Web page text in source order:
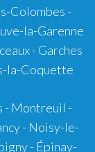
Colombes -
la-Garenne
- Garches
la-Coquette
- Montreuil -
- Noisy-le-
- Épinay-